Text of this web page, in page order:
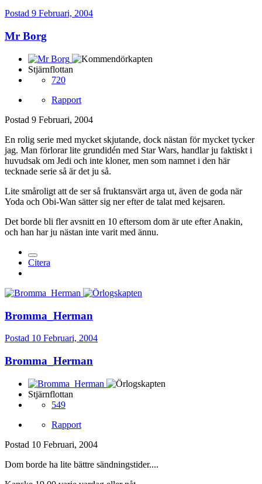
Postad 9 Februari, 2004
Mr Borg
Stjärnflottan
720
Rapport
Postad 9 Februari, 2004
En rolig serie med mycket skjutande, dock nästan för mycket tycker
jag. Man förlorar lite grundidén med Star Wars, handlar ju faktiskt i
huvudsak om Jedi och inte kloner, men som namnet i den här
tecknade serie så är det ju så.
Lite småroligt att de ser så fruktansvärt arga ut, även de goda när
Yoda och Obi-Wan sätter sig ner efter de talat med kejsaren.
Det borde bli fler avsnitt en 10 eftersom dom är ute efter Anakin,
och han har ju nästan inte varit med ännu.
Citera
Bromma_Herman
Postad 10 Februari, 2004
Bromma_Herman
Stjärnflottan
549
Rapport
Postad 10 Februari, 2004
Dom borde ha lite bättre sändningstider....